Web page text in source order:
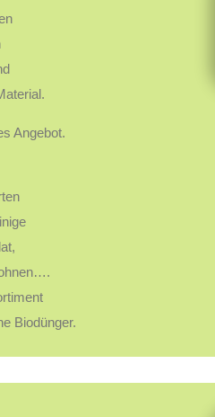
Angebot.
Biodünger.